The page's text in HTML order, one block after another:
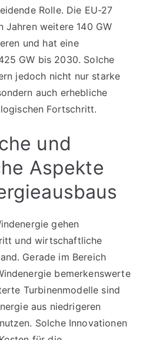
Rolle. Die EU-27
Jahren weitere 140 GW
und hat eine
GW bis 2030. Solche
jedoch nicht nur starke
auch erhebliche
Fortschritt.
und
Aspekte
gehen
und wirtschaftliche
Gerade im Bereich
bemerkenswerte
Turbinenmodelle sind
aus niedrigeren
Solche Innovationen